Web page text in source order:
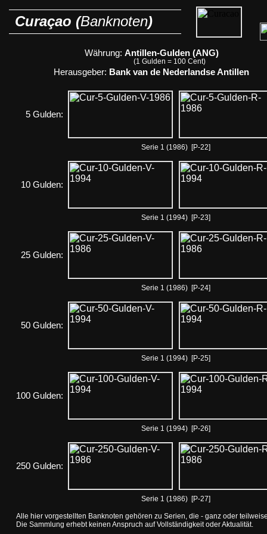
Curaçao (Banknoten)
Währung: Antillen-Gulden (ANG)
(1 Gulden = 100 Cent)
Herausgeber: Bank van de Nederlandse Antillen
5 Gulden:
Serie 1 (1986) [P-22]
10 Gulden:
Serie 1 (1994) [P-23]
25 Gulden:
Serie 1 (1986) [P-24]
50 Gulden:
Serie 1 (1994) [P-25]
100 Gulden:
Serie 1 (1994) [P-26]
250 Gulden:
Serie 1 (1986) [P-27]
Alle hier vorgestellten Banknoten gehören zu Serien, die - ganz oder
Die Sammlung erhebt keinen Anspruch auf Vollständigkeit oder Aktualität.